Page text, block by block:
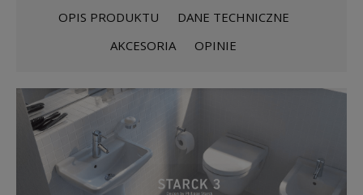
OPIS PRODUKTU
DANE TECHNICZNE
AKCESORIA
OPINIE